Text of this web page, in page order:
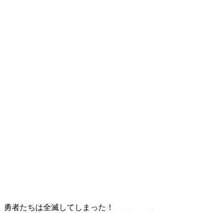
勇者たちは全滅してしまった！